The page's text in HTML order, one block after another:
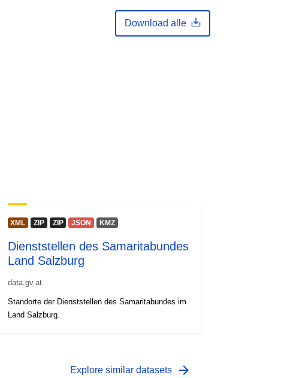
Download alle
XML ZIP ZIP JSON KMZ
Dienststellen des Samaritabundes
Land Salzburg
data.gv.at
Standorte der Dienststellen des Samaritabundes im
Land Salzburg.
Explore similar datasets arrow_forward